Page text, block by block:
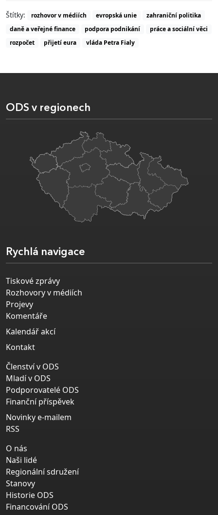
Štítky: rozhovor v médiích evropská unie
zahraniční politika
daně a veřejné finance
podpora podnikání
práce a sociální věci
rozpočet
přijetí eura vláda Petra Fialy
ODS v regionech
Rychlá navigace
Tiskové zprávy
Rozhovory v médiích
Projevy
Komentáře
Kalendář akcí
Kontakt
Členství v ODS
Mladí v ODS
Podporovatelé ODS
Finanční příspěvek
Novinky e-mailem
RSS
O nás
Naši lidé
Regionální sdružení
Stanovy
Historie ODS
Financování ODS